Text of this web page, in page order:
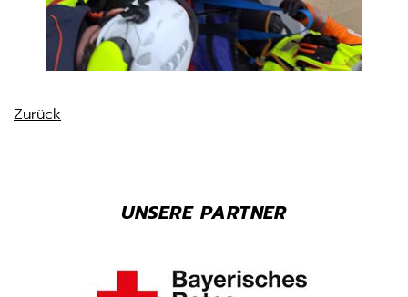
Zurück
UNSERE PARTNER